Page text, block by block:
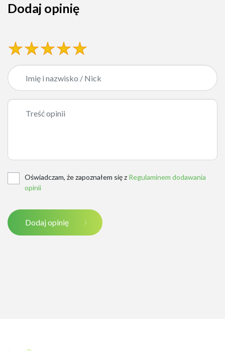
Dodaj opinię
Oświadczam, że zapoznałem się z Regulaminem dodawania
opinii
Dodaj opinię